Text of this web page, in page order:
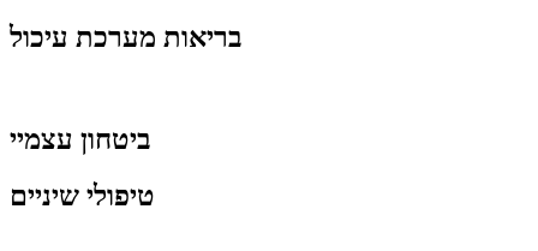
בריאות מערכת עיכול
ביטחון עצמיי
טיפולי שיניים